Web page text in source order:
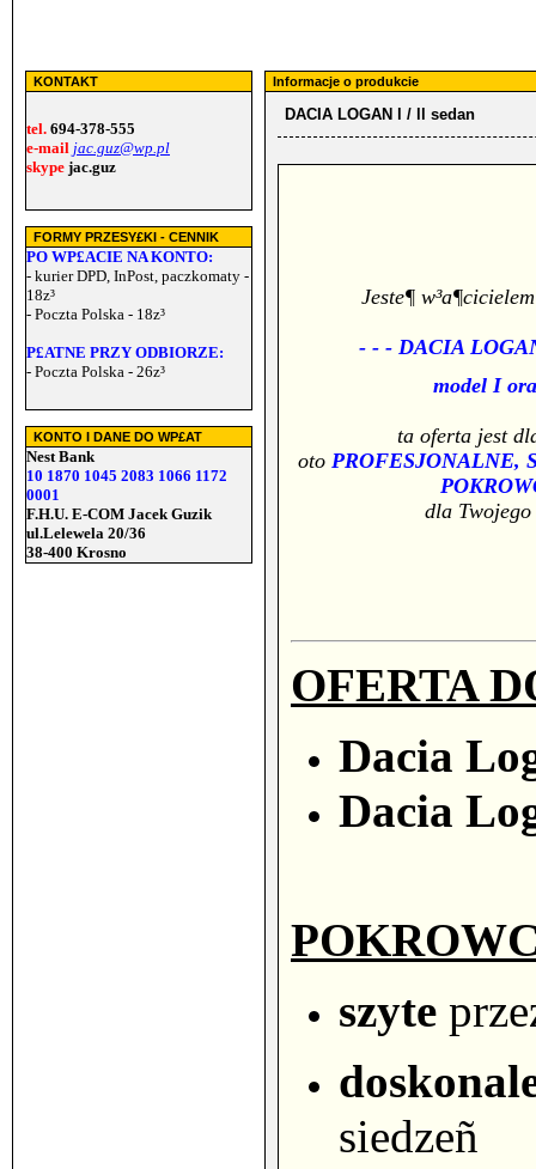
KONTAKT
tel. 694-378-555
e-mail jac.guz@wp.pl
skype jac.guz
FORMY PRZESY£KI - CENNIK
PO WP£ACIE NA KONTO:
- kurier DPD, InPost, paczkomaty -
18z³
- Poczta Polska - 18z³
P£ATNE PRZY ODBIORZE:
- Poczta Polska - 26z³
KONTO I DANE DO WP£AT
Nest Bank
10 1870 1045 2083 1066 1172
0001
F.H.U. E-COM Jacek Guzik
ul.Lelewela 20/36
38-400 Krosno
Informacje o produkcie
DACIA LOGAN l / ll sedan
Jeste¶
- - - DACIA
model I
ta oferta jest
oto PROFESJONALNE,
dla
OFERTA
Dacia
Dacia
szyte
siedzeñ